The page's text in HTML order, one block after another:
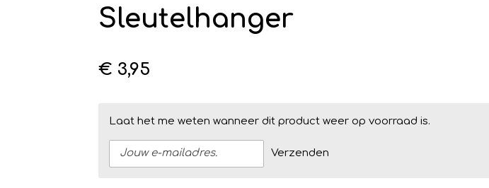
Sleutelhanger
€ 3,95
Laat het me weten wanneer dit product weer op voorraad is.
Verzenden